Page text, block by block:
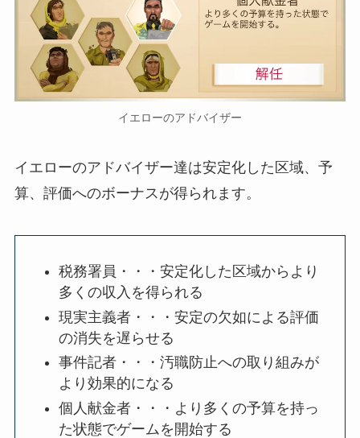
イエローのアドバイザー
イエローのアドバイザー達は安定化した区域、予
算、評価へのボーナスが得られます。
税務署員・・・安定化した区域からより
多くの収入を得られる
現実主義者・・・安定の欠如による評価
の消失を遅らせる
事件記者・・・汚職防止への取り組みが
より効果的になる
個人献金者・・・より多くの予算を持っ
た状態でゲームを開始する